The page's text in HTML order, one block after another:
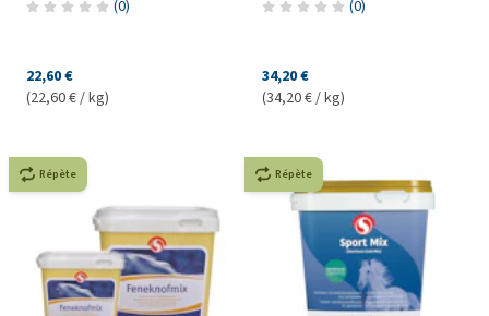
(0)
22,60 €
(22,60 € / kg)
(0)
34,20 €
(34,20 € / kg)
Répète Répète